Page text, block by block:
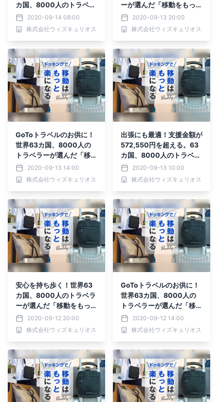
カ国、8000人のトラベラ
ーが選んだ「移動をもっと
楽にする」バッグ 先行予
約受付中！
2020-09-14 08:00
株式会社ウィズキュリオス
ーが選んだ「移動をもっと
楽にする」バッグがMaku
akeにて先行予約受付
中！！
2020-09-13 20:00
株式会社ウィズキュリオス
GoToトラベルのお供に！
世界63カ国、8000人の
トラベラーが選んだ「移動
をもっと楽にする」バッグ
がMakuakeにて先行予約
受付中！！
2020-09-13 14:00
株式会社ウィズキュリオス
出張にも最適！支援金額が
572,550円を超える。63
カ国、8000人のトラベラ
ーが選んだ「移動をもっと
楽にする」バッグ 先行予
約受付中！
2020-09-13 10:00
株式会社ウィズキュリオス
安心を持ち歩く！世界63
カ国、8000人のトラベラ
ーが選んだ「移動をもっと
楽にする」バッグがMaku
akeにて先行予約受付
中！！
2020-09-12 20:00
株式会社ウィズキュリオス
GoToトラベルのお供に！
世界63カ国、8000人の
トラベラーが選んだ「移動
をもっと楽にする」バッグ
がMakuakeにて先行予約
受付中！！
2020-09-12 14:00
株式会社ウィズキュリオス